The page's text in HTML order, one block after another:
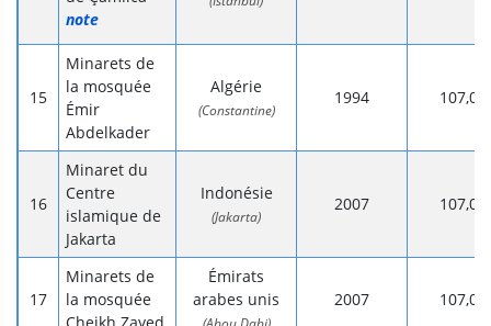
note
Minarets de
la mosquée
Émir
Abdelkader
Algérie
(Constantine)
1994 107,0
Minaret du
Centre
islamique de
Jakarta
Indonésie
(Jakarta)
2007 107,0
Minarets de
la mosquée
Émirats
arabes unis
2007 107,0